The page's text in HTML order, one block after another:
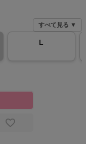
すべて見る ▼
L